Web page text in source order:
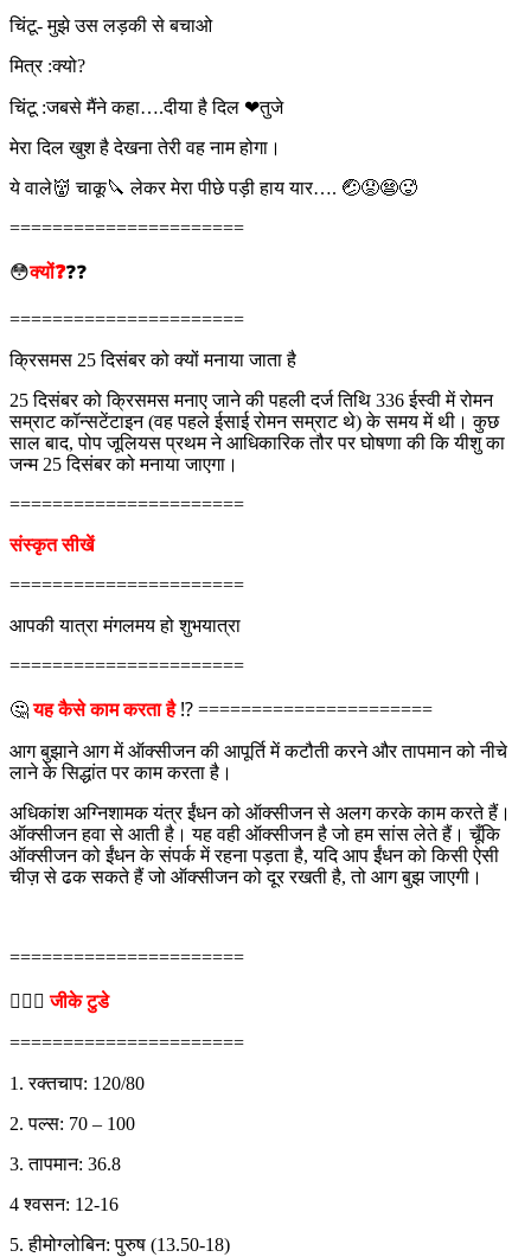
चिंटू- मुझे उस लड़की से बचाओ
मित्र :क्यो?
चिंटू :जबसे मैंने कहा….दीया है दिल ❤तुजे
मेरा दिल खुश है देखना तेरी वह नाम होगा।
ये वाले👹 चाकू🔪 लेकर मेरा पीछे पड़ी हाय यार…. 🤕😟😨🥵
======================
😳क्यों❓❓❓
======================
क्रिसमस 25 दिसंबर को क्यों मनाया जाता है
25 दिसंबर को क्रिसमस मनाए जाने की पहली दर्ज तिथि 336 ईस्वी में रोमन
सम्राट कॉन्सटेंटाइन (वह पहले ईसाई रोमन सम्राट थे) के समय में थी। कुछ
साल बाद, पोप जूलियस प्रथम ने आधिकारिक तौर पर घोषणा की कि यीशु का
जन्म 25 दिसंबर को मनाया जाएगा।
======================
संस्कृत सीखें
======================
आपकी यात्रा मंगलमय हो शुभयात्रा
======================
🤔यह कैसे काम करता है ⁉ ======================
आग बुझाने आग में ऑक्सीजन की आपूर्ति में कटौती करने और तापमान को नीचे
लाने के सिद्धांत पर काम करता है।
अधिकांश अग्निशामक यंत्र ईंधन को ऑक्सीजन से अलग करके काम करते हैं।
ऑक्सीजन हवा से आती है। यह वही ऑक्सीजन है जो हम सांस लेते हैं। चूँकि
ऑक्सीजन को ईंधन के संपर्क में रहना पड़ता है, यदि आप ईंधन को किसी ऐसी
चीज़ से ढक सकते हैं जो ऑक्सीजन को दूर रखती है, तो आग बुझ जाएगी।
======================
💁🏻‍♂‍जीके टुडे
======================
1. रक्तचाप: 120/80
2. पल्स: 70 – 100
3. तापमान: 36.8
4 श्वसन: 12-16
5. हीमोग्लोबिन: पुरुष (13.50-18)